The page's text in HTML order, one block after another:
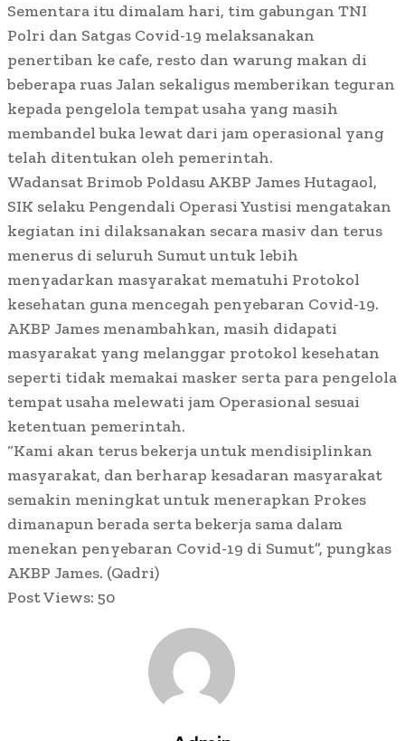
Sementara itu dimalam hari, tim gabungan TNI
Polri dan Satgas Covid-19 melaksanakan
penertiban ke cafe, resto dan warung makan di
beberapa ruas Jalan sekaligus memberikan teguran
kepada pengelola tempat usaha yang masih
membandel buka lewat dari jam operasional yang
telah ditentukan oleh pemerintah.
Wadansat Brimob Poldasu AKBP James Hutagaol,
SIK selaku Pengendali Operasi Yustisi mengatakan
kegiatan ini dilaksanakan secara masiv dan terus
menerus di seluruh Sumut untuk lebih
menyadarkan masyarakat mematuhi Protokol
kesehatan guna mencegah penyebaran Covid-19.
AKBP James menambahkan, masih didapati
masyarakat yang melanggar protokol kesehatan
seperti tidak memakai masker serta para pengelola
tempat usaha melewati jam Operasional sesuai
ketentuan pemerintah.
“Kami akan terus bekerja untuk mendisiplinkan
masyarakat, dan berharap kesadaran masyarakat
semakin meningkat untuk menerapkan Prokes
dimanapun berada serta bekerja sama dalam
menekan penyebaran Covid-19 di Sumut”, pungkas
AKBP James. (Qadri)
Post Views: 50